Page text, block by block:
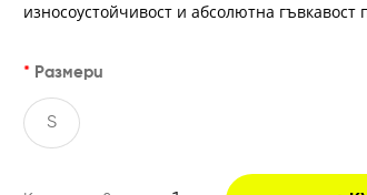
износоустойчивост и абсолютна
Размери
S